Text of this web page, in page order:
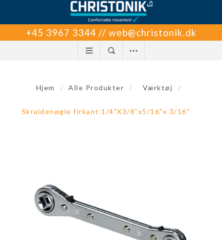
+45 3967 3344 // web@christonik.dk
Hjem / Alle Produkter / Værktøj /
Skraldenøgle firkant 1/4"X3/8"x5/16"x 3/16"